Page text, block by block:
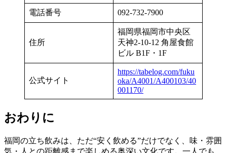
電話番号 092-732-7900
住所
福岡県福岡市中央区
天神2-10-12 角屋食館
ビル B1F・1F
公式サイト
https://tabelog.com/fuku
oka/A4001/A400103/40
001170/
おわりに
福岡の立ち飲みは、ただ“安く飲める”だけでなく、味・雰囲
気・人との距離感まで楽しめる奥深い文化です。一人でも、